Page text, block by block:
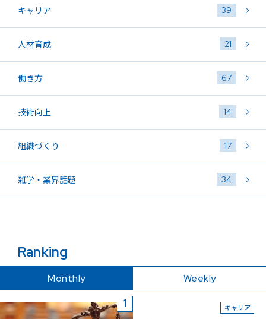
キャリア 39
人材育成 21
働き方 67
技術向上 14
組織づくり 17
雑学・業界話題 34
Ranking
Monthly Weekly
キャリア